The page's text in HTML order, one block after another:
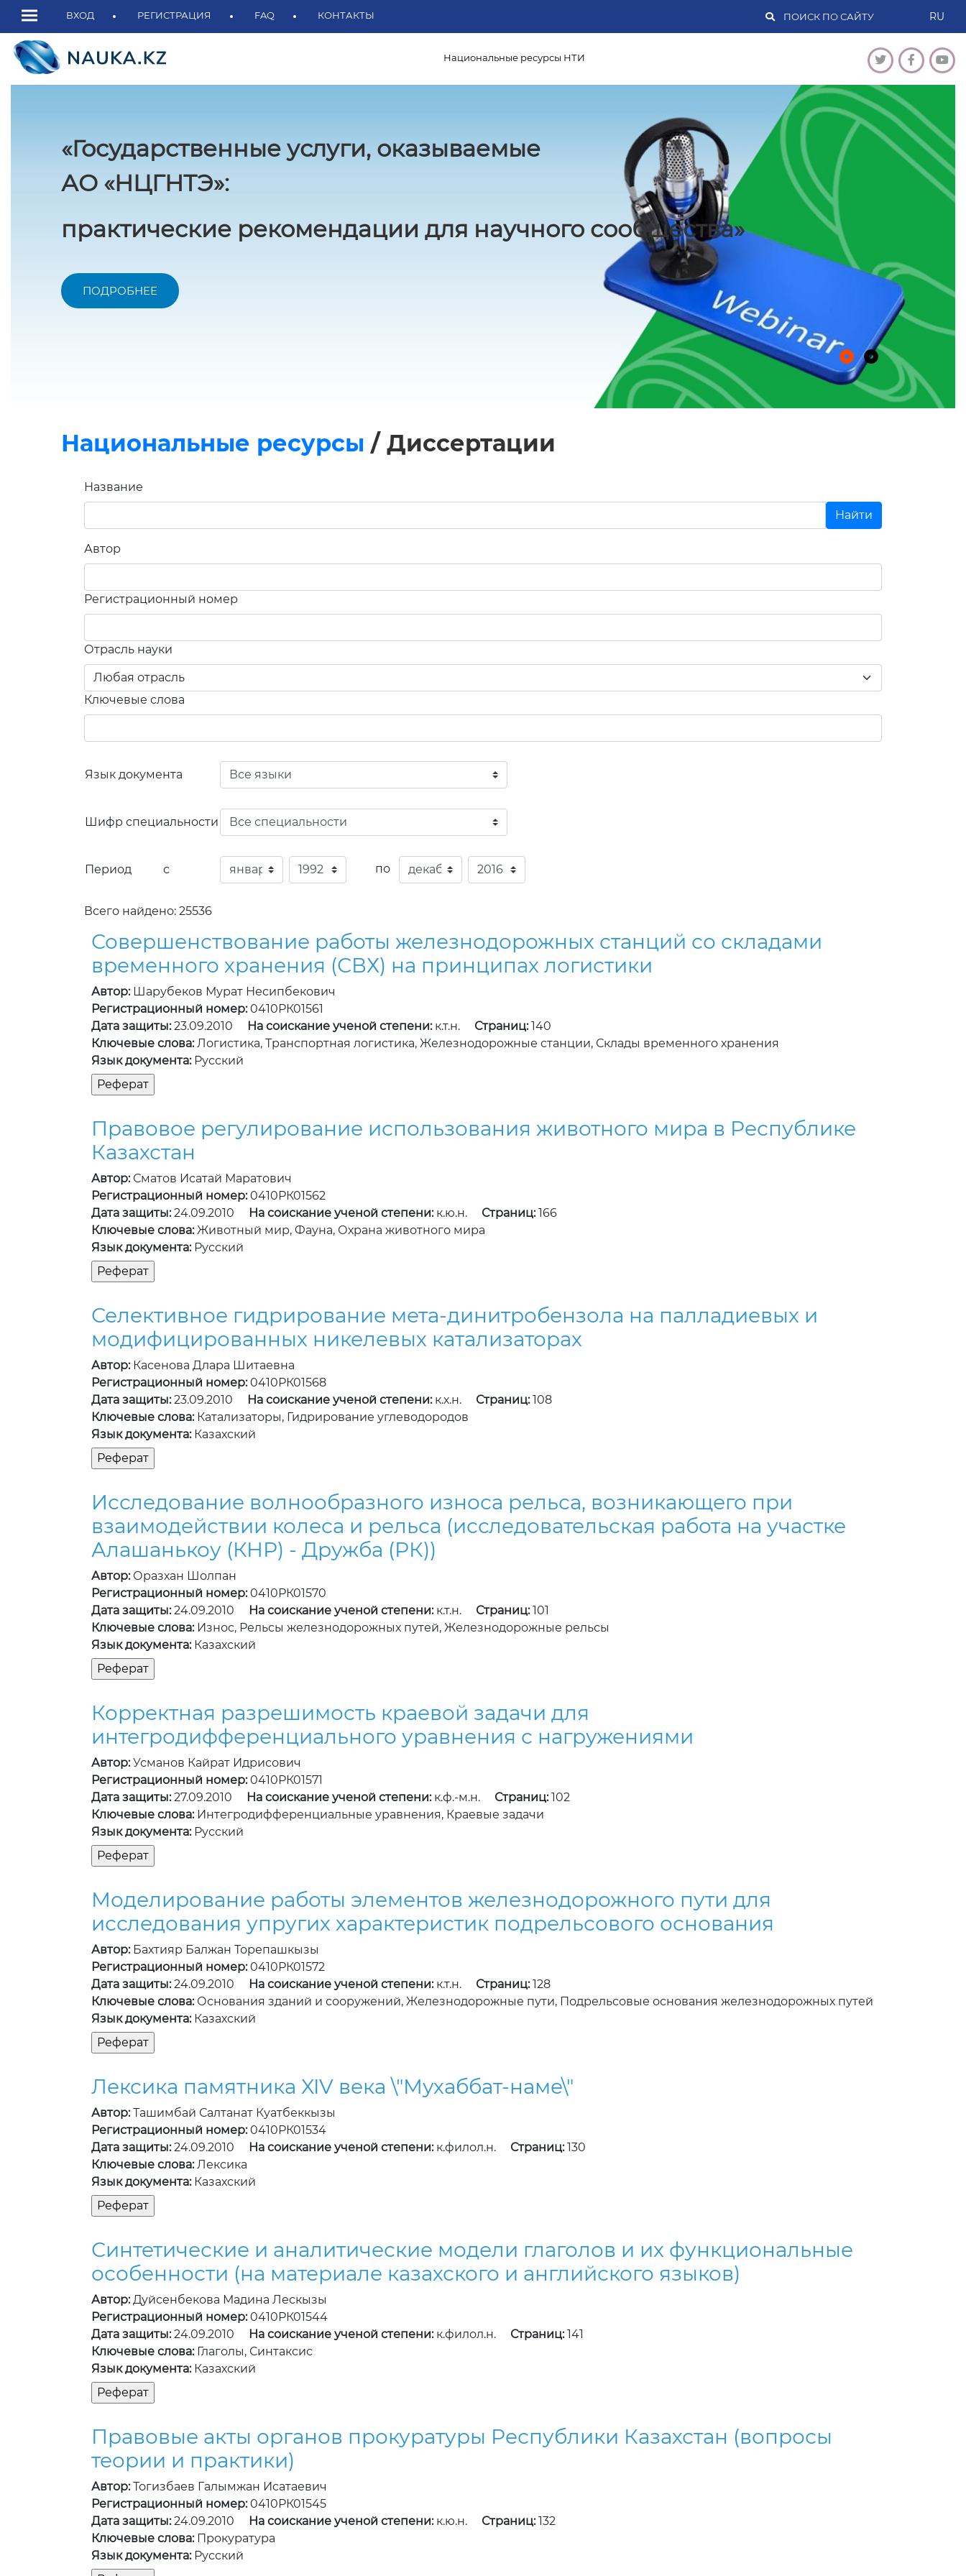
ВХОД РЕГИСТРАЦИЯ FAQ КОНТАКТЫ RU
Национальные ресурсы НТИ
«Государственные услуги, оказываемые
АО «НЦГНТЭ»:
практические рекомендации для научного сообщества»
ПОДРОБНЕЕ
Национальные ресурсы / Диссертации
Название
Автор
Регистрационный номер
Отрасль науки
Ключевые слова
Язык документа
Шифр специальности
Период с по
Всего найдено: 25536
Совершенствование работы железнодорожных станций со складами
временного хранения (СВХ) на принципах логистики
Автор:Шарубеков Мурат Несипбекович
Регистрационный номер:0410РК01561
Дата защиты:23.09.2010 На соискание ученой степени:к.т.н. Страниц:140
Ключевые слова:Логистика, Транспортная логистика, Железнодорожные станции, Склады временного хранения
Язык документа:Русский
Правовое регулирование использования животного мира в Республике
Казахстан
Автор:Сматов Исатай Маратович
Регистрационный номер:0410РК01562
Дата защиты:24.09.2010 На соискание ученой степени:к.ю.н. Страниц:166
Ключевые слова:Животный мир, Фауна, Охрана животного мира
Язык документа:Русский
Селективное гидрирование мета-динитробензола на палладиевых и
модифицированных никелевых катализаторах
Автор:Касенова Длара Шитаевна
Регистрационный номер:0410РК01568
Дата защиты:23.09.2010 На соискание ученой степени:к.х.н. Страниц:108
Ключевые слова:Катализаторы, Гидрирование углеводородов
Язык документа:Казахский
Исследование волнообразного износа рельса, возникающего при
взаимодействии колеса и рельса (исследовательская работа на участке
Алашанькоу (КНР) - Дружба (РК))
Автор:Оразхан Шолпан
Регистрационный номер:0410РК01570
Дата защиты:24.09.2010 На соискание ученой степени:к.т.н. Страниц:101
Ключевые слова:Износ, Рельсы железнодорожных путей, Железнодорожные рельсы
Язык документа:Казахский
Корректная разрешимость краевой задачи для
интегродифференциального уравнения с нагружениями
Автор:Усманов Кайрат Идрисович
Регистрационный номер:0410РК01571
Дата защиты:27.09.2010 На соискание ученой степени:к.ф.-м.н. Страниц:102
Ключевые слова:Интегродифференциальные уравнения, Краевые задачи
Язык документа:Русский
Моделирование работы элементов железнодорожного пути для
исследования упругих характеристик подрельсового основания
Автор:Бахтияр Балжан Торепашкызы
Регистрационный номер:0410РК01572
Дата защиты:24.09.2010 На соискание ученой степени:к.т.н. Страниц:128
Ключевые слова:Основания зданий и сооружений, Железнодорожные пути, Подрельсовые основания железнодорожных путей
Язык документа:Казахский
Лексика памятника XIV века \"Мухаббат-наме\"
Автор:Ташимбай Салтанат Куатбеккызы
Регистрационный номер:0410РК01534
Дата защиты:24.09.2010 На соискание ученой степени:к.филол.н. Страниц:130
Ключевые слова:Лексика
Язык документа:Казахский
Синтетические и аналитические модели глаголов и их функциональные
особенности (на материале казахского и английского языков)
Автор:Дуйсенбекова Мадина Лескызы
Регистрационный номер:0410РК01544
Дата защиты:24.09.2010 На соискание ученой степени:к.филол.н. Страниц:141
Ключевые слова:Глаголы, Синтаксис
Язык документа:Казахский
Правовые акты органов прокуратуры Республики Казахстан (вопросы
теории и практики)
Автор:Тогизбаев Галымжан Исатаевич
Регистрационный номер:0410РК01545
Дата защиты:24.09.2010 На соискание ученой степени:к.ю.н. Страниц:132
Ключевые слова:Прокуратура
Язык документа:Русский